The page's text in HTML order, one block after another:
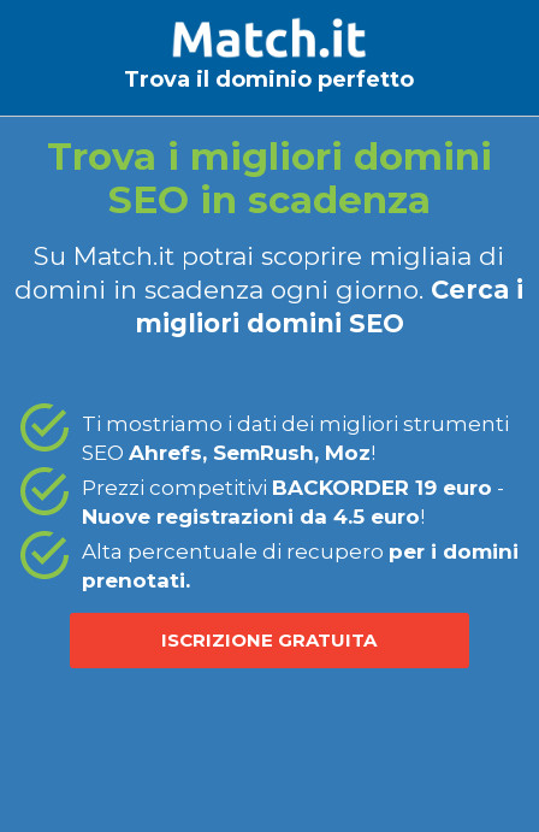
Trova il dominio perfetto
Trova i migliori domini
SEO in scadenza
Su Match.it potrai scoprire migliaia di
domini in scadenza ogni giorno. Cerca i
migliori domini SEO
Ti mostriamo i dati dei migliori strumenti
SEO Ahrefs, SemRush, Moz!
Prezzi competitivi BACKORDER 19 euro -
Nuove registrazioni da 4.5 euro!
Alta percentuale di recupero per i domini
prenotati.
ISCRIZIONE GRATUITA